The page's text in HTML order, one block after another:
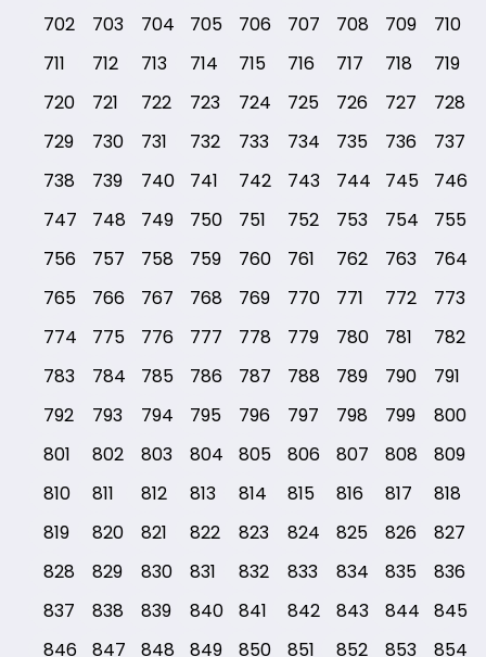
702
703 704 705 706 707 708 709
710
711
712 713 714 715 716 717 718
719
720
721 722 723 724 725 726 727
728
729
730 731 732 733 734 735 736
737
738
739 740 741 742 743 744 745
746
747
748 749 750 751 752 753 754
755
756
757 758 759 760 761 762 763
764
765
766 767 768 769 770 771 772
773
774
775 776 777 778 779 780 781
782
783
784 785 786 787 788 789 790
791
792
793 794 795 796 797 798 799
800
801
802 803 804 805 806 807 808
809
810
811 812 813 814 815 816 817
818
819
820 821 822 823 824 825 826
827
828
829 830 831 832 833 834 835
836
837
838 839 840 841 842 843 844
845
846
847 848 849 850 851 852 853 854